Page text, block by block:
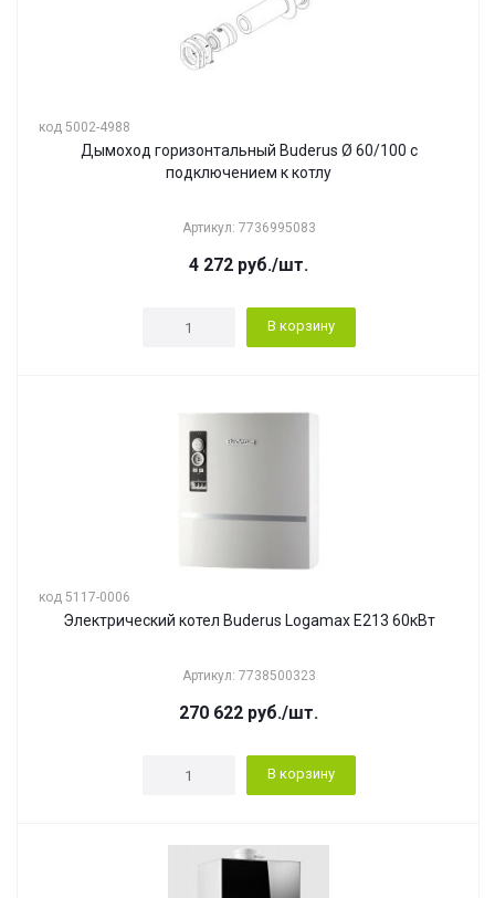
код 5002-4988
Дымоход горизонтальный Buderus Ø 60/100 с
подключением к котлу
Артикул: 7736995083
4 272 руб./шт.
В корзину
код 5117-0006
Электрический котел Buderus Logamax E213 60кВт
Артикул: 7738500323
270 622 руб./шт.
В корзину